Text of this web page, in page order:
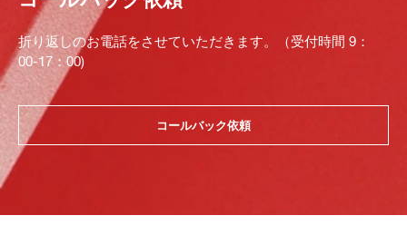
折り返しのお電話をさせていただきます。（受付時間 9：
00-17：00)
コールバック依頼